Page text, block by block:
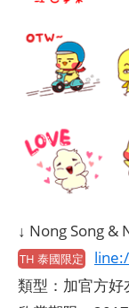
↓ Nong Song &
TH 泰國限定
類型：加官方好